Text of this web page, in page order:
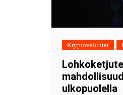
Kryptovaluutat
ulkopuolella